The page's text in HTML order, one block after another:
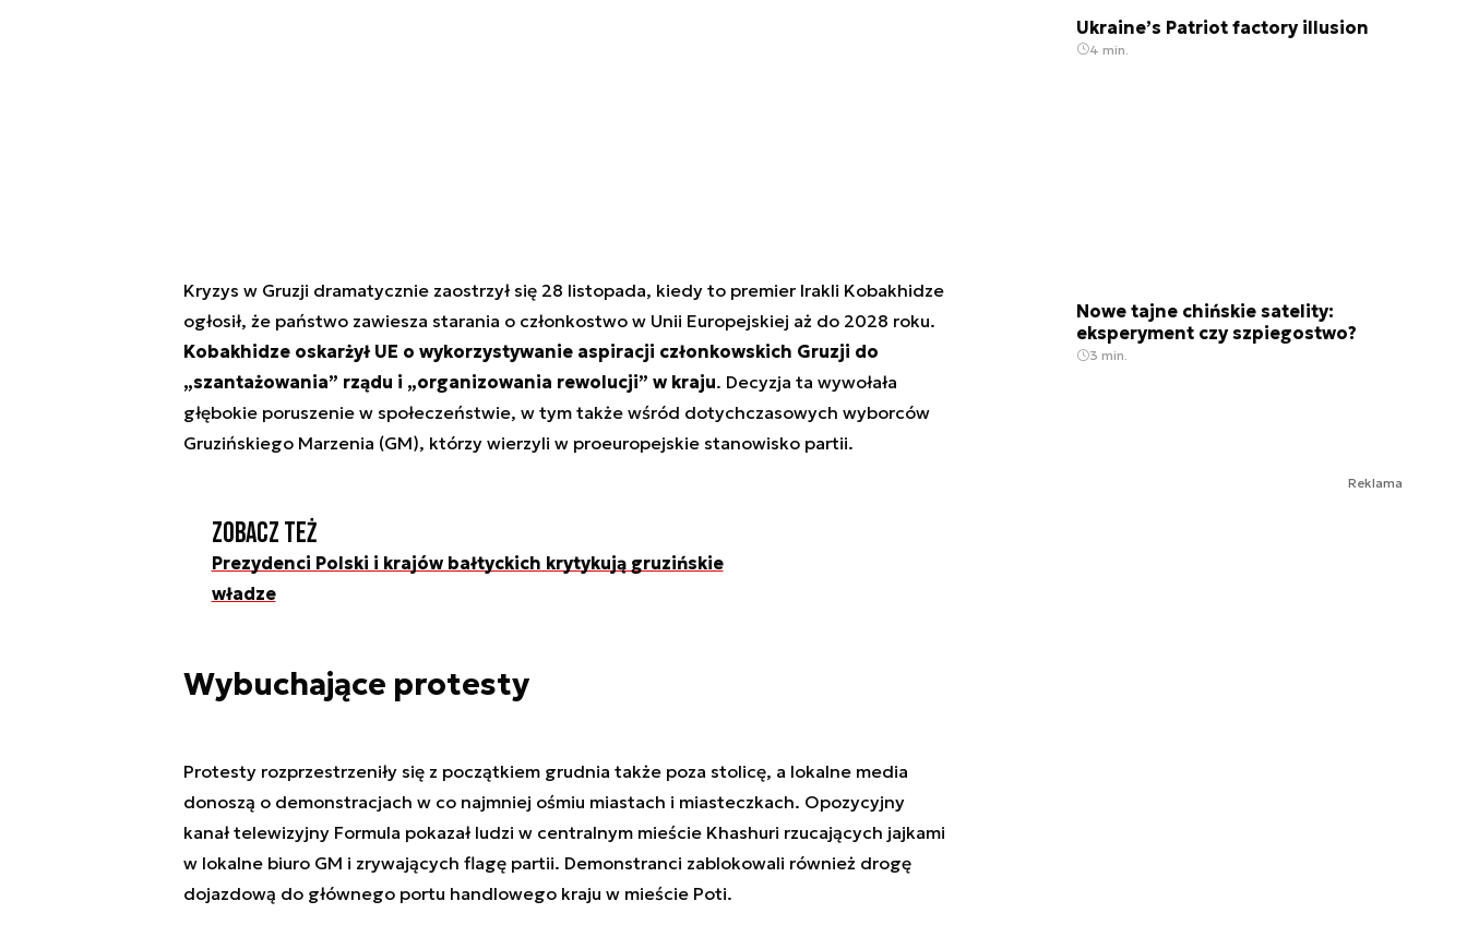
Kryzys w Gruzji dramatycznie zaostrzył się 28 listopada, kiedy to premier Irakli Kobakhidze
ogłosił, że państwo zawiesza starania o członkostwo w Unii Europejskiej aż do 2028 roku.
Kobakhidze oskarżył UE o wykorzystywanie aspiracji członkowskich Gruzji do
„szantażowania” rządu i „organizowania rewolucji” w kraju. Decyzja ta wywołała
głębokie poruszenie w społeczeństwie, w tym także wśród dotychczasowych wyborców
Gruzińskiego Marzenia (GM), którzy wierzyli w proeuropejskie stanowisko partii.
Zobacz też
Prezydenci Polski i krajów bałtyckich krytykują gruzińskie
władze
Wybuchające protesty
Protesty rozprzestrzeniły się z początkiem grudnia także poza stolicę, a lokalne media
donoszą o demonstracjach w co najmniej ośmiu miastach i miasteczkach. Opozycyjny
kanał telewizyjny Formula pokazał ludzi w centralnym mieście Khashuri rzucających jajkami
w lokalne biuro GM i zrywających flagę partii. Demonstranci zablokowali również drogę
dojazdową do głównego portu handlowego kraju w mieście Poti.
Ukraine’s Patriot factory illusion
4 min.
Nowe tajne chińskie satelity:
eksperyment czy szpiegostwo?
3 min.
Reklama